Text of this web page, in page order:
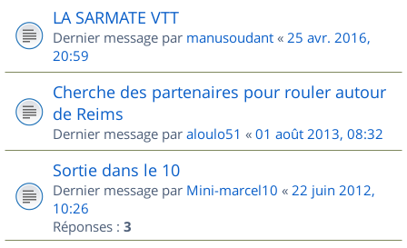
LA SARMATE VTT
Dernier message par manusoudant « 25 avr. 2016,
20:59
Cherche des partenaires pour rouler autour
de Reims
Dernier message par aloulo51 « 01 août 2013, 08:32
Sortie dans le 10
Dernier message par Mini-marcel10 « 22 juin 2012,
10:26
Réponses : 3